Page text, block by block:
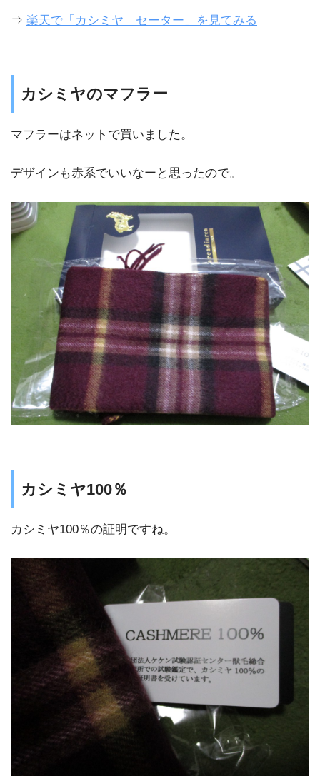
⇒ 楽天で「カシミヤ セーター」を見てみる
カシミヤのマフラー
マフラーはネットで買いました。
デザインも赤系でいいなーと思ったので。
カシミヤ100％
カシミヤ100％の証明ですね。